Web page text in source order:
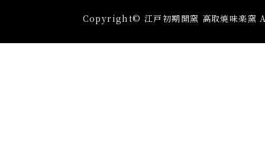
Copyright© 江戸初期開窯 高取焼味楽